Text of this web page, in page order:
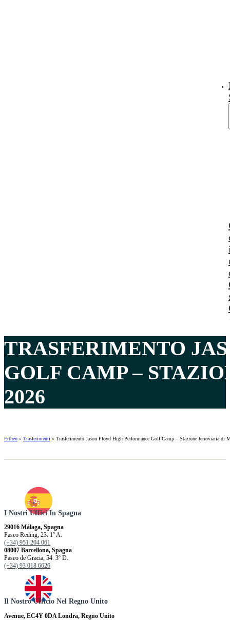
TRASFERIMENTO
GOLF CAMP –
2026
Ertheo » Trasferimenti » Trasferimento Jason Floyd High Performance Golf Camp – Stazione ferroviaria di
I Nostri Uffici In Spagna
29016 Málaga, Spagna
Paseo Reding, 23. 1º A.
(+34) 951 204 061
08007 Barcellona, ​​Spagna
Paseo de Gracia, 54. 3º D.
(+34) 93 018 6626
Il Nostro Ufficio Nel Regno Unito
Avenue, EC4Y 0DA Londra, Regno Unito